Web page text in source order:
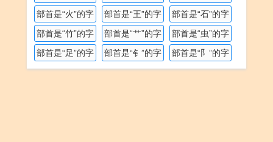
部首是“火”的字
部首是“王”的字
部首是“石”的字
部首是“竹”的字
部首是“艹”的字
部首是“虫”的字
部首是“足”的字
部首是“钅”的字 部首是“阝”的字